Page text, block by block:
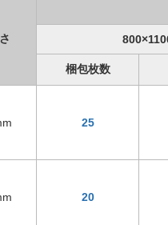
梱包枚数
25
20